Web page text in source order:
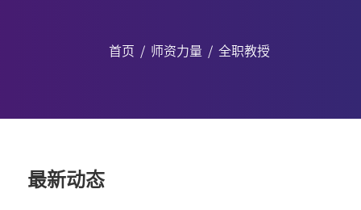
首页 / 师资力量 / 全职教授
最新动态